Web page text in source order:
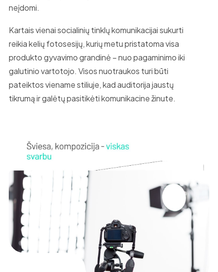
neįdomi.
Kartais vienai socialinių tinklų komunikacijai sukurti
reikia kelių fotosesijų, kurių metu pristatoma visa
produkto gyvavimo grandinė – nuo pagaminimo iki
galutinio vartotojo. Visos nuotraukos turi būti
pateiktos viename stiliuje, kad auditorija jaustų
tikrumą ir galėtų pasitikėti komunikacine žinute.